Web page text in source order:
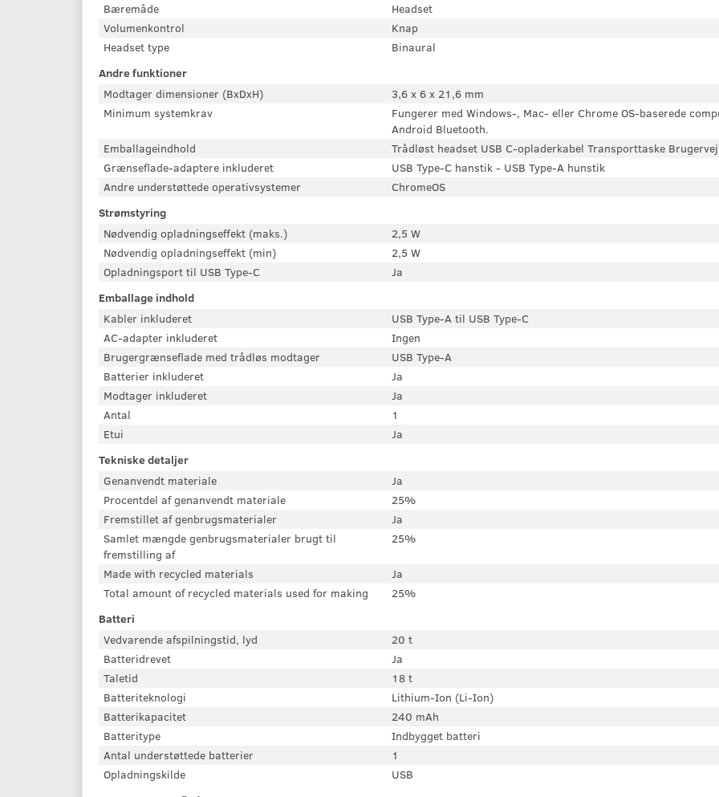
Bæremåde
Headset
Volumenkontrol
Knap
Headset type
Binaural
Andre funktioner
Modtager dimensioner (BxDxH)
3,6 x 6 x 21,6 mm
Minimum systemkrav
Fungerer med Windows-, Mac- eller Chrome OS-baserede
Android Bluetooth.
Emballageindhold
Trådløst headset USB C-opladerkabel Transporttaske
Grænseflade-adaptere inkluderet
USB Type-C hanstik - USB Type-A hunstik
Andre understøttede operativsystemer
ChromeOS
Strømstyring
Nødvendig opladningseffekt (maks.)
2,5 W
Nødvendig opladningseffekt (min)
2,5 W
Opladningsport til USB Type-C
Ja
Emballage indhold
Kabler inkluderet
USB Type-A til USB Type-C
AC-adapter inkluderet
Ingen
Brugergrænseflade med trådløs modtager
USB Type-A
Batterier inkluderet
Ja
Modtager inkluderet
Ja
Antal
1
Etui
Ja
Tekniske detaljer
Genanvendt materiale
Ja
Procentdel af genanvendt materiale
25%
Fremstillet af genbrugsmaterialer
Ja
Samlet mængde genbrugsmaterialer brugt til
fremstilling af
25%
Made with recycled materials
Ja
Total amount of recycled materials used for making
25%
Batteri
Vedvarende afspilningstid, lyd
20 t
Batteridrevet
Ja
Taletid
18 t
Batteriteknologi
Lithium-Ion (Li-Ion)
Batterikapacitet
240 mAh
Batteritype
Indbygget batteri
Antal understøttede batterier
1
Opladningskilde
USB